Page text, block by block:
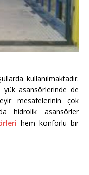
kullanılmaktadır.
asansörlerinde de
mesafelerinin çok
hidrolik asansörler
hem konforlu bir